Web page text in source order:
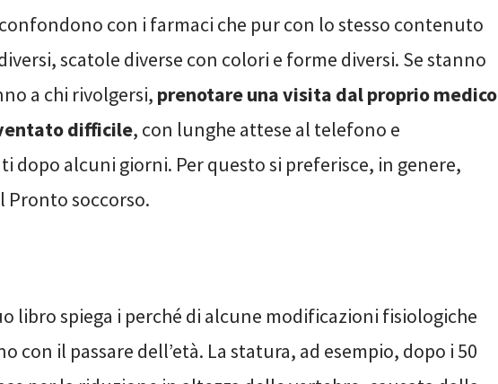
con i farmaci che pur con lo stesso contenuto
scatole diverse con colori e forme diversi. Se stanno
a chi rivolgersi, prenotare una visita dal proprio medico
difficile, con lunghe attese al telefono e
dopo alcuni giorni. Per questo si preferisce, in genere,
Pronto soccorso.
libro spiega i perché di alcune modificazioni fisiologiche
con il passare dell’età. La statura, ad esempio, dopo i 50